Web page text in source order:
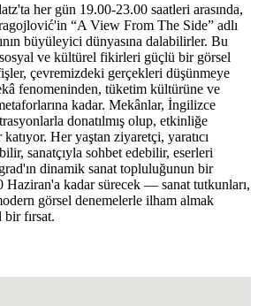
her gün 19.00-23.00 saatleri arasında,
“A View From The Side” adlı
büyüleyici dünyasına dalabilirler. Bu
ve kültürel fikirleri güçlü bir görsel
çevremizdeki gerçekleri düşünmeye
fenomeninden, tüketim kültürüne ve
kadar. Mekânlar, İngilizce
donatılmış olup, etkinliğe
Her yaştan ziyaretçi, yaratıcı
sanatçıyla sohbet edebilir, eserleri
dinamik sanat topluluğunun bir
Haziran'a kadar sürecek — sanat tutkunları,
görsel denemelerle ilham almak
fırsat.